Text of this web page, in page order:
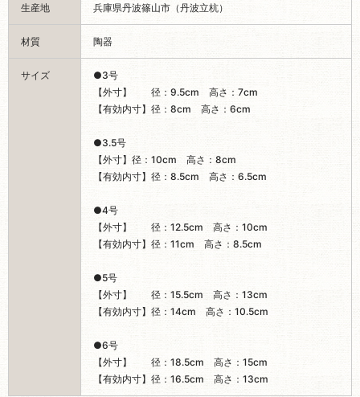
生産地 兵庫県丹波篠山市（丹波立杭）
材質 陶器
サイズ
●3号
【外寸】 径：9.5cm 高さ：7cm
【有効内寸】径：8cm 高さ：6cm
●3.5号
【外寸】径：10cm 高さ：8cm
【有効内寸】径：8.5cm 高さ：6.5cm
●4号
【外寸】 径：12.5cm 高さ：10cm
【有効内寸】径：11cm 高さ：8.5cm
●5号
【外寸】 径：15.5cm 高さ：13cm
【有効内寸】径：14cm 高さ：10.5cm
●6号
【外寸】 径：18.5cm 高さ：15cm
【有効内寸】径：16.5cm 高さ：13cm